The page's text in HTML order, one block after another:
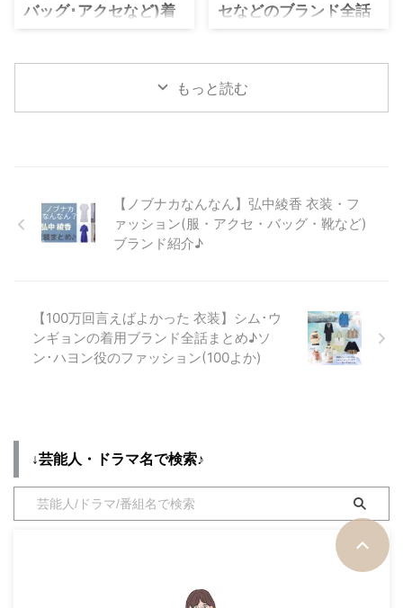
バッグ･アクセなど)着
用ブランド紹介！
さん(サチ役)のドラマ衣装(服･バ
ッグ･アクセなど)やファッション
セなどのブランド全話
まとめ♪ 藤田真実役の
【バツイチ２人は未定な関係】本
仮屋ユイカ(ふじた まみ役)のファ
もっと読む
【ノブナカなんなん】弘中綾香 衣装・フ
ァッション(服・アクセ・バッグ・靴など)
ブランド紹介♪
【100万回言えばよかった 衣装】シム･ウ
ンギョンの着用ブランド全話まとめ♪ソ
ン･ハヨン役のファッション(100よか)
↓芸能人・ドラマ名で検索♪